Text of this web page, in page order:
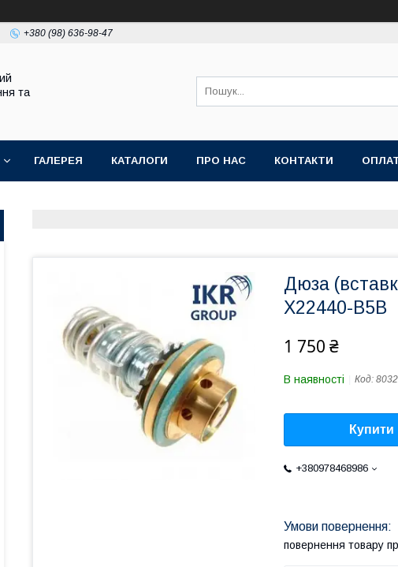
+380 (98) 636-98-47
та
ГАЛЕРЕЯ КАТАЛОГИ ПРО НАС КОНТАКТИ
Дюза
X22440-B5B
1 750 ₴
В наявності Код:
Купити
+380978468986
повернення товару